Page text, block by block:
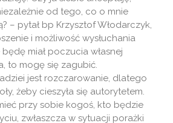
od tego, co o mnie
– pytał bp Krzysztof Włodarczyk,
i możliwość wysłuchania
miał poczucia własnej
to mogę się zagubić.
jest rozczarowanie, dlatego
żeby cieszyła się autorytetem.
przy sobie kogoś, kto będzie
zwłaszcza w sytuacji porażki